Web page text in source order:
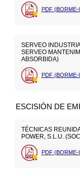
PDF (BORME-
SERVEO
SERVEO
ABSORBIDA)
PDF
ESCISIÓN DE
TÉCNICAS
POWER, S.L.U.
PDF (BORME-